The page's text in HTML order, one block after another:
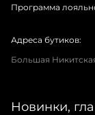
Программа
Адреса бутиков:
Большая Никитская
Новинки,